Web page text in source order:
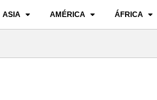
ASIA AMÉRICA ÁFRICA